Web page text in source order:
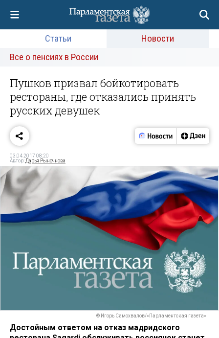
Статьи
Новости
Все о пенсиях в России
Пушков призвал бойкотировать
рестораны, где отказались принять
русских девушек
03.04.2017 08:20
Автор: Дарья Рыночнова
© Игорь Самохвалов/«Парламентская газета»
Достойным ответом на отказ мадридского